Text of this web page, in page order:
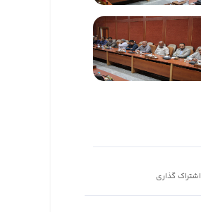
اشتراک گذاری